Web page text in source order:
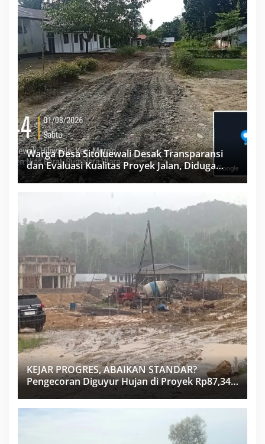
Warga Desa Sitoluewali Desak Transparansi
dan Evaluasi Kualitas Proyek Jalan, Diduga
Minim Informasi
KEJAR PROGRES, ABAIKAN STANDAR?
Pengecoran Diguyur Hujan di Proyek Rp87,34
Miliar Sukma Nias, Konsultan, Pengawas dan
PPK Bungkam